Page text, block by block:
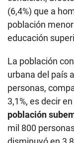
(6,4%) que a
población
educación
La población con
urbana del país
personas,
3,1%, es decir
población
mil 800